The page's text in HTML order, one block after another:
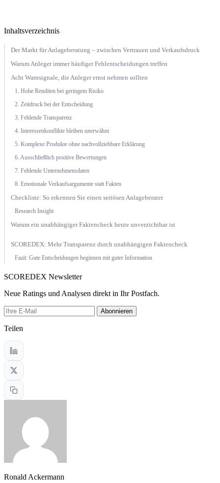
Inhaltsverzeichnis
Der Markt für Anlageberatung – zwischen Vertrauen und Verkaufsdruck
Warum Anleger immer häufiger Fehlentscheidungen treffen
Acht Warnsignale, die Anleger ernst nehmen sollten
1. Hohe Renditen bei geringem Risiko
2. Zeitdruck bei der Entscheidung
3. Fehlende Transparenz
4. Interessenkonflikte bleiben unerwähnt
5. Komplexe Produkte ohne nachvollziehbare Erklärung
6. Ausschließlich positive Bewertungen
7. Fehlende Unternehmensdaten
8. Emotionale Verkaufsargumente statt Fakten
Checkliste: So erkennen Sie einen seriösen Anlageberater
Research Insight
Warum ein unabhängiger Faktencheck heute unverzichtbar ist
SCOREDEX: Mehr Transparenz durch unabhängigen Faktencheck
Fazit: Gute Entscheidungen beginnen mit guter Information
SCOREDEX Newsletter
Neue Ratings und Analysen direkt in Ihr Postfach.
Abonnieren
Teilen
Ronald Ackermann